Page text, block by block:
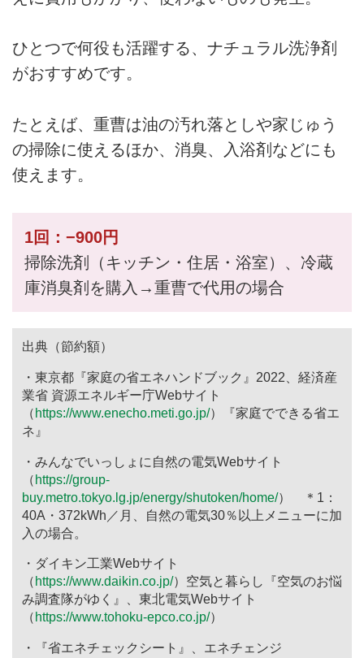
ひとつで何役も活躍する、ナチュラル洗浄剤
がおすすめです。
たとえば、重曹は油の汚れ落としや家じゅう
の掃除に使えるほか、消臭、入浴剤などにも
使えます。
1回：−900円
掃除洗剤（キッチン・住居・浴室）、冷蔵
庫消臭剤を購入→重曹で代用の場合
出典（節約額）
・東京都『家庭の省エネハンドブック』2022、経済産
業省 資源エネルギー庁Webサイト
（ https://www.enecho.meti.go.jp/）『家庭でできる省エ
ネ』
・みんなでいっしょに自然の電気Webサイト
（ https://group-
buy.metro.tokyo.lg.jp/energy/shutoken/home/） ＊1：
40A・372kWh／月、自然の電気30％以上メニューに加
入の場合。
・ダイキン工業Webサイト
（ https://www.daikin.co.jp/）空気と暮らし『空気のお悩
み調査隊がゆく』、東北電気Webサイト
（ https://www.tohoku-epco.co.jp/）
・『省エネチェックシート』、エネチェンジ